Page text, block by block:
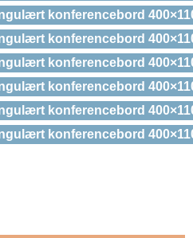
konferencebord
konferencebord
konferencebord
konferencebord
konferencebord
konferencebord